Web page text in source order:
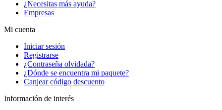
¿Necesitas más ayuda?
Empresas
Mi cuenta
Iniciar sesión
Registrarse
¿Contraseña olvidada?
¿Dónde se encuentra mi paquete?
Canjear código descuento
Información de interés